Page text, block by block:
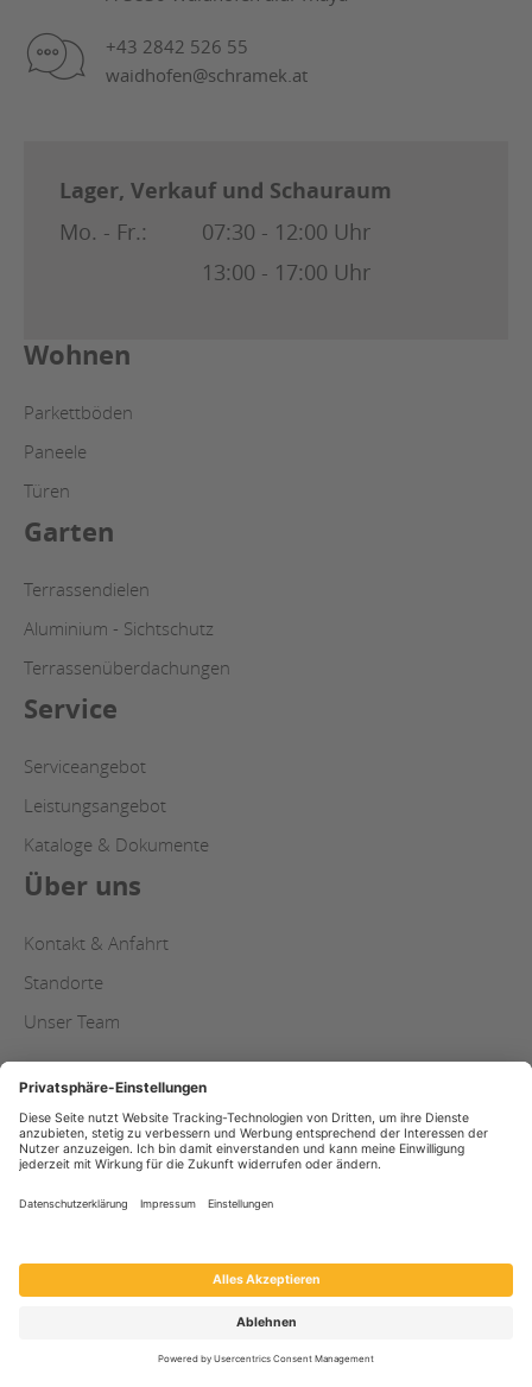
+43 2842 526 55
waidhofen@schramek.at
Lager, Verkauf und Schauraum
Mo. - Fr.:
07:30 - 12:00 Uhr
13:00 - 17:00 Uhr
Wohnen
Parkettböden
Paneele
Türen
Garten
Terrassendielen
Aluminium - Sichtschutz
Terrassenüberdachungen
Service
Serviceangebot
Leistungsangebot
Kataloge & Dokumente
Über uns
Kontakt & Anfahrt
Standorte
Unser Team
Copyright
Datenschutz
Impressum